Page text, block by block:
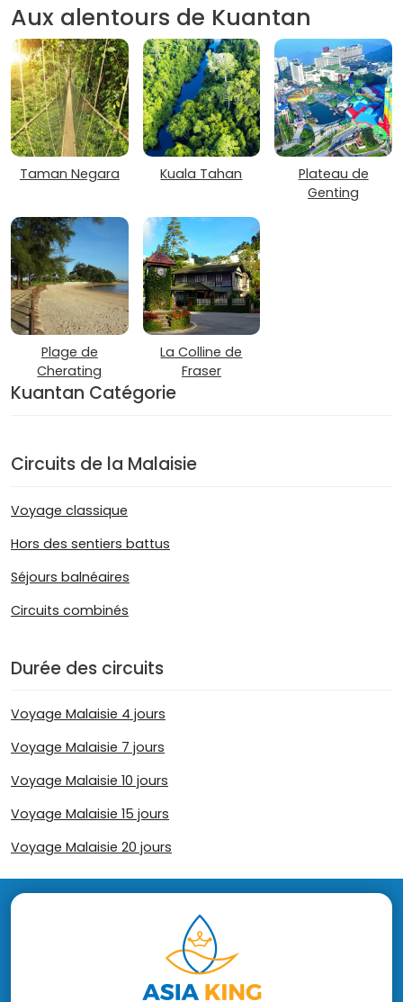
Aux alentours de Kuantan
Taman Negara Kuala Tahan
Plateau de
Genting
Plage de
Cherating
La Colline de
Fraser
Kuantan Catégorie
Circuits de la Malaisie
Voyage classique
Hors des sentiers battus
Séjours balnéaires
Circuits combinés
Durée des circuits
Voyage Malaisie 4 jours
Voyage Malaisie 7 jours
Voyage Malaisie 10 jours
Voyage Malaisie 15 jours
Voyage Malaisie 20 jours